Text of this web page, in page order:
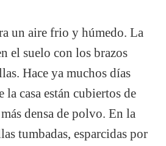
un aire frio y húmedo. La
el suelo con los brazos
Hace ya muchos días
la casa están cubiertos de
densa de polvo. En la
tumbadas, esparcidas por